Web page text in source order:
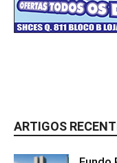
ARTIGOS